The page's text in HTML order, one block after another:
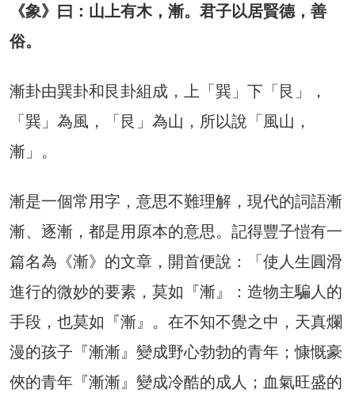
《象》曰：山上有木，漸。君子以居賢德，善
俗。
漸卦由巽卦和艮卦組成，上「巽」下「艮」，
「巽」為風，「艮」為山，所以說「風山，
漸」。
漸是一個常用字，意思不難理解，現代的詞語漸
漸、逐漸，都是用原本的意思。記得豐子愷有一
篇名為《漸》的文章，開首便說：「使人生圓滑
進行的微妙的要素，莫如『漸』：造物主騙人的
手段，也莫如『漸』。在不知不覺之中，天真爛
漫的孩子『漸漸』變成野心勃勃的青年；慷慨豪
俠的青年『漸漸』變成冷酷的成人；血氣旺盛的